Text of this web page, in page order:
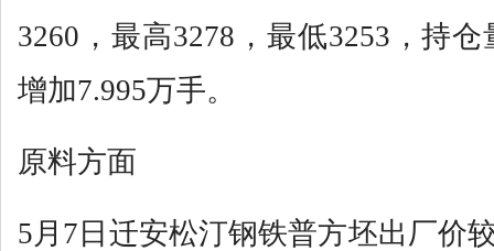
3260，最高3278，最低3253，持
增加7.995万手。
原料方面
5月7日迁安松汀钢铁普方坯出厂价